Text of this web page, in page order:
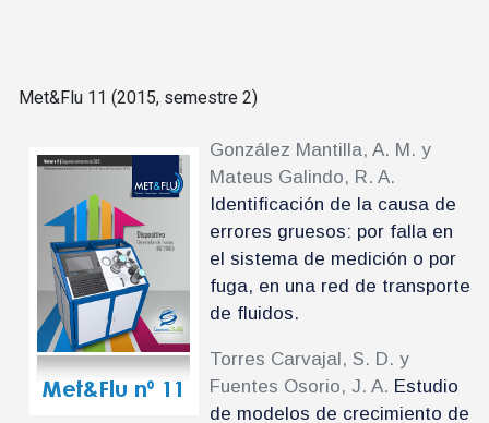
Met&Flu 11 (2015, semestre 2)
González Mantilla, A. M. y
Mateus Galindo, R. A.
Identificación de la causa de
errores gruesos: por falla en
el sistema de medición o por
fuga, en una red de transporte
de fluidos.
Torres Carvajal, S. D. y
Fuentes Osorio, J. A. Estudio
de modelos de crecimiento de